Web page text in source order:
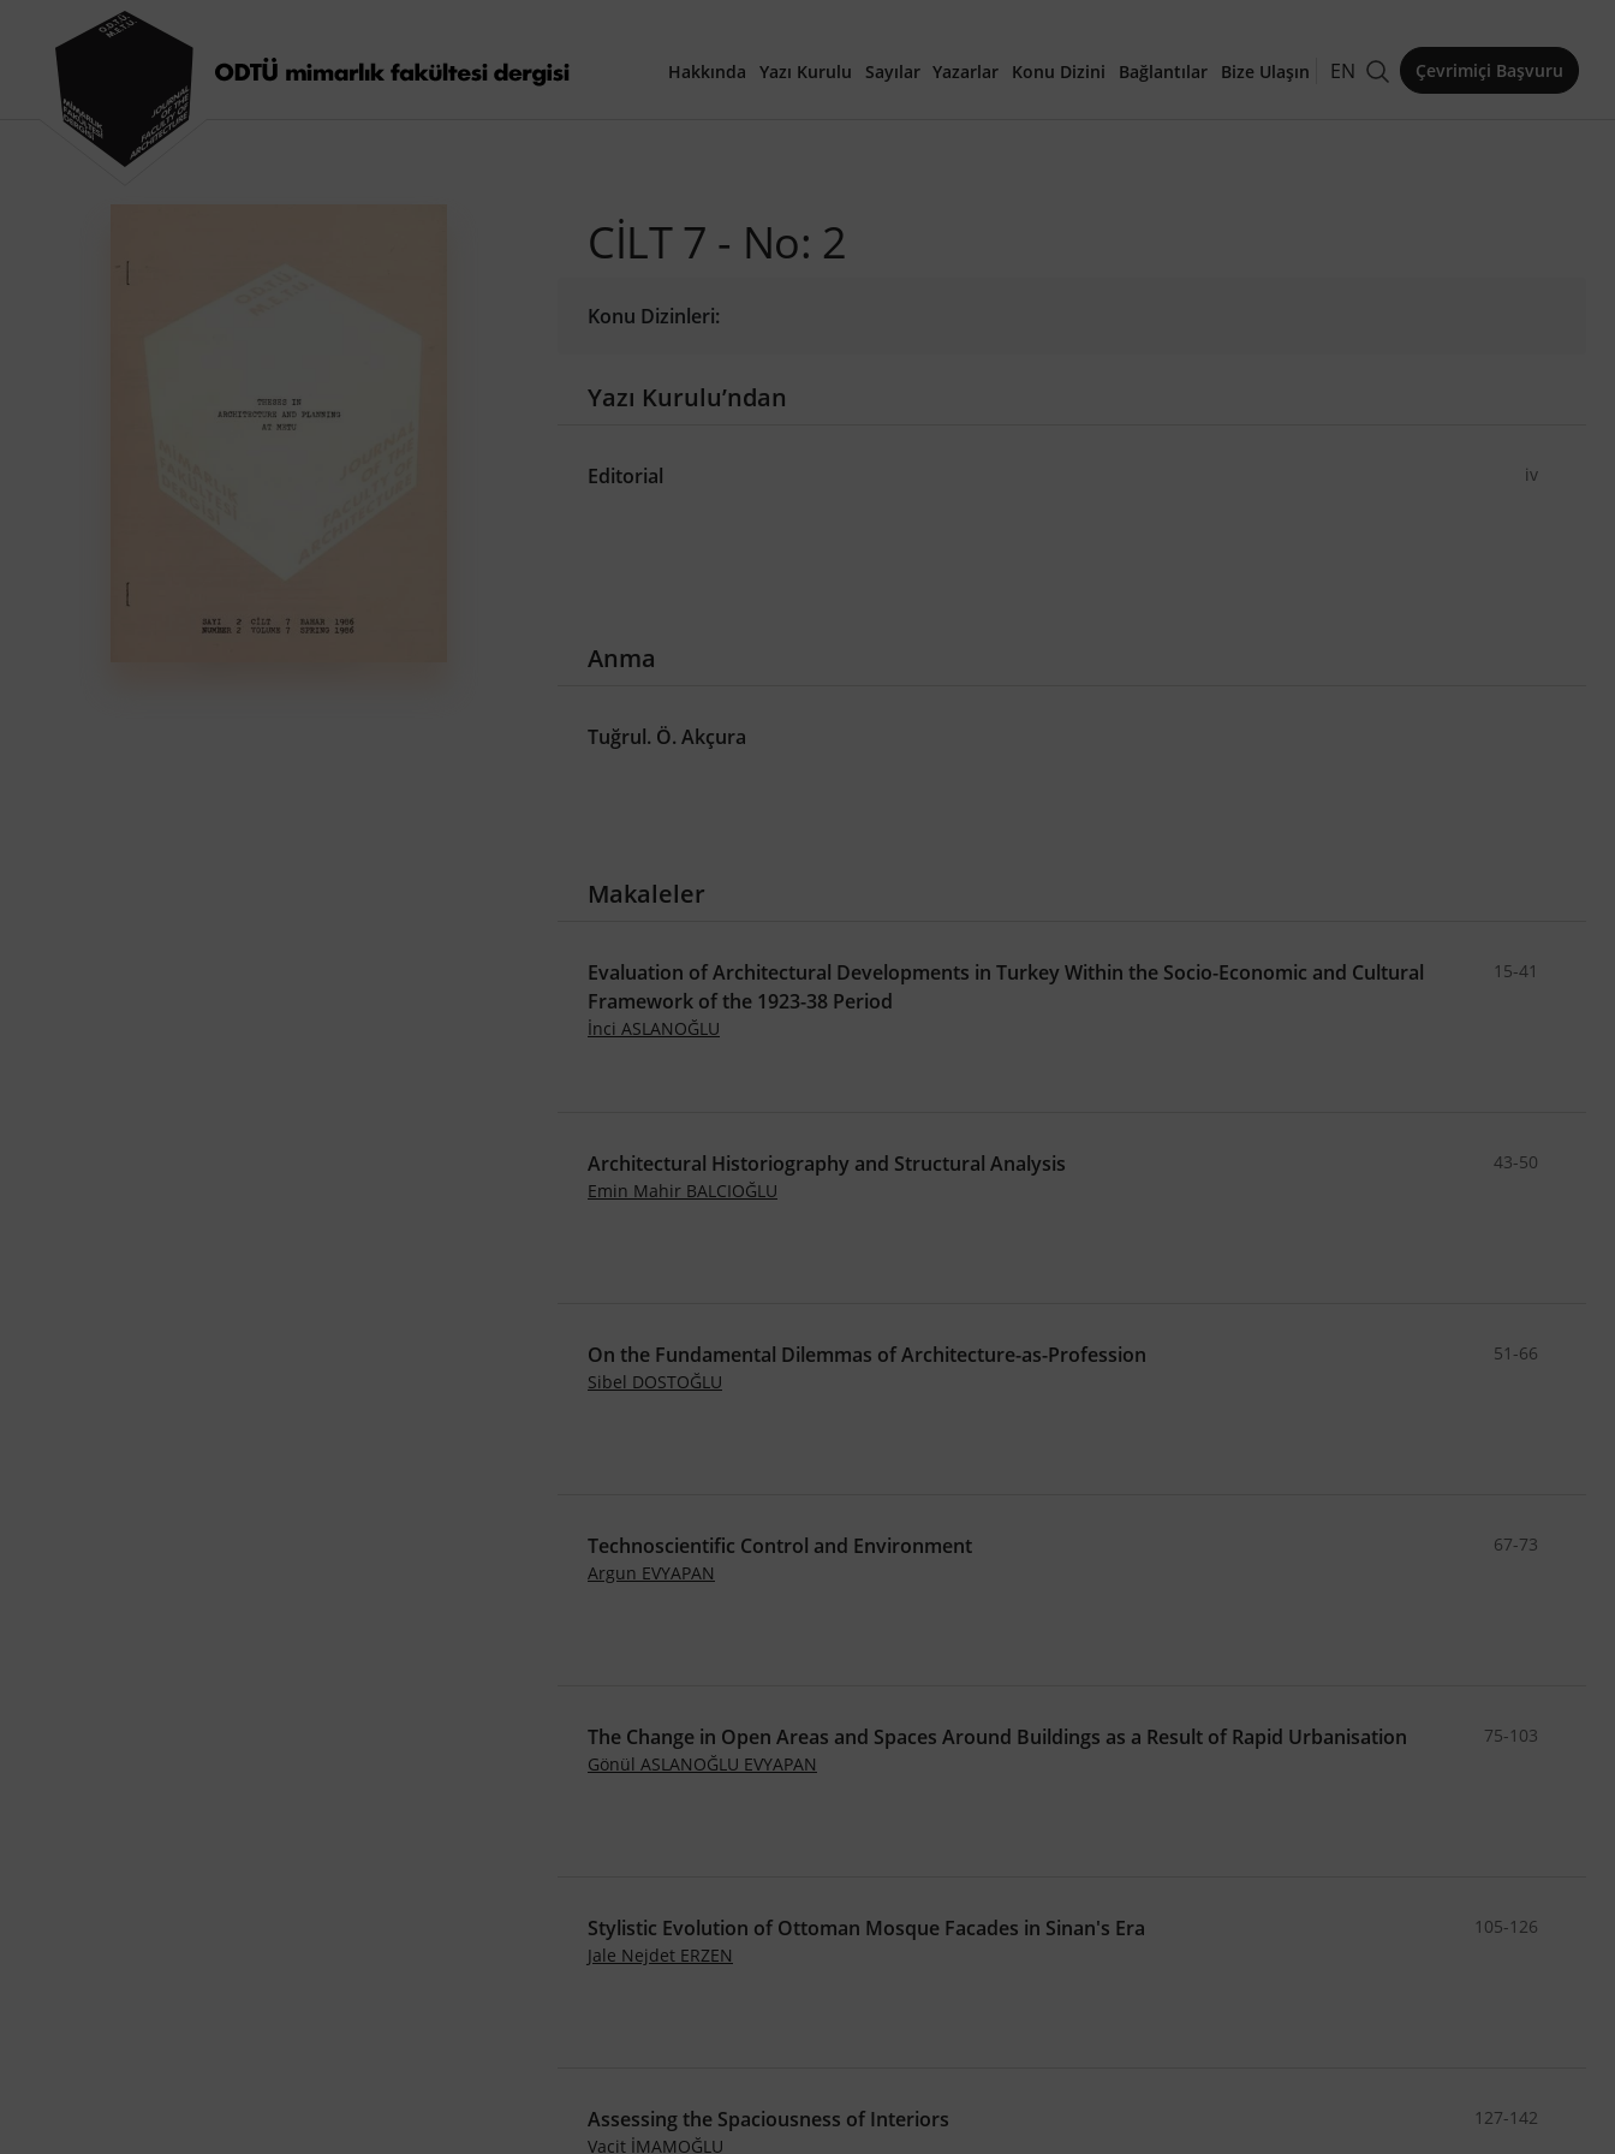
Hakkında Yazı Kurulu Sayılar Yazarlar Konu Dizini Bağlantılar Bize Ulaşın EN Çevrimiçi Başvuru
CİLT 7 - No: 2
Konu Dizinleri:
Yazı Kurulu’ndan
Editorial iv
Anma
Tuğrul. Ö. Akçura
Makaleler
Evaluation of Architectural Developments in Turkey Within the Socio-Economic and Cultural
Framework of the 1923-38 Period
İnci ASLANOĞLU
15-41
Architectural Historiography and Structural Analysis
Emin Mahir BALCIOĞLU
43-50
On the Fundamental Dilemmas of Architecture-as-Profession
Sibel DOSTOĞLU
51-66
Technoscientific Control and Environment
Argun EVYAPAN
67-73
The Change in Open Areas and Spaces Around Buildings as a Result of Rapid Urbanisation
Gönül ASLANOĞLU EVYAPAN
75-103
Stylistic Evolution of Ottoman Mosque Facades in Sinan's Era
Jale Nejdet ERZEN
105-126
Assessing the Spaciousness of Interiors
Vacit İMAMOĞLU
127-142